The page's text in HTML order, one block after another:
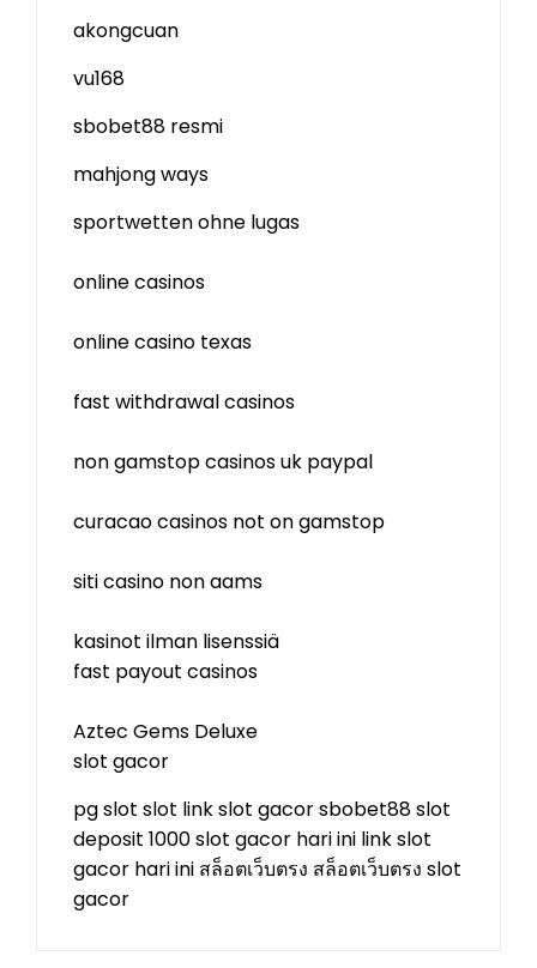
akongcuan
vu168
sbobet88 resmi
mahjong ways
sportwetten ohne lugas
online casinos
online casino texas
fast withdrawal casinos
non gamstop casinos uk paypal
curacao casinos not on gamstop
siti casino non aams
kasinot ilman lisenssiä
fast payout casinos
Aztec Gems Deluxe
slot gacor
pg slot slot link slot gacorsbobet88slot
deposit 1000slot gacor hari ini link slot
gacor hari ini สล็อตเว็บตรง สล็อตเว็บตรง slot
gacor